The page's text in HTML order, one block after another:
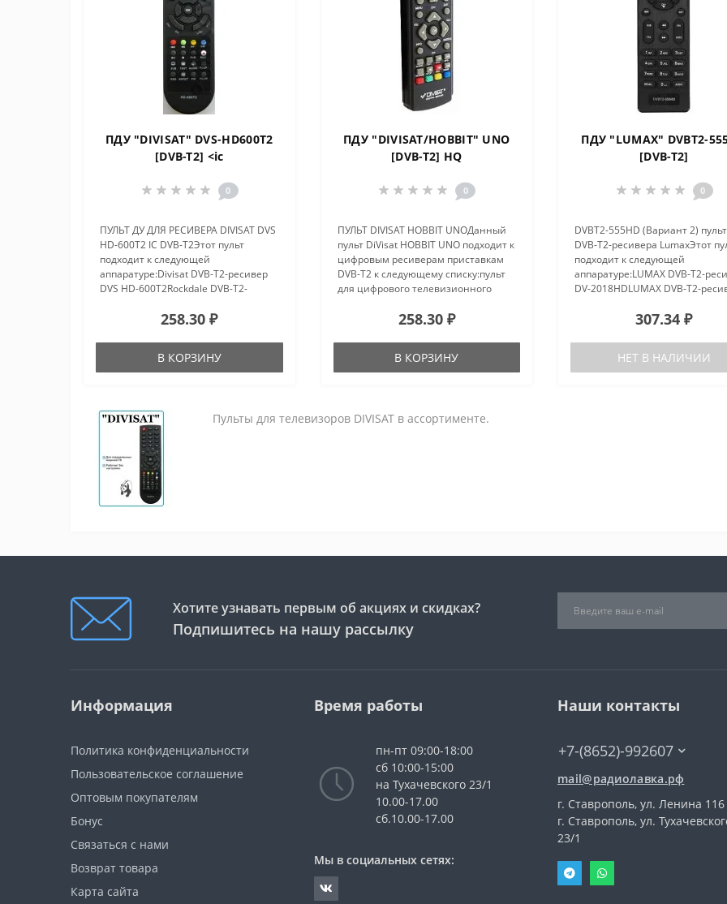
ПДУ "DIVISAT" DVS-HD600T2
[DVB-T2] <ic
0
ПУЛЬТ ДУ ДЛЯ РЕСИВЕРА DIVISAT DVS
HD-600T2 IC DVB-T2Этот пульт
подходит к следующей
аппаратуре:Divisat DVB-T2-ресивер
DVS HD-600T2Rockdale DVB-T2-
258.30 ₽
В КОРЗИНУ
ПДУ "DIVISAT/HOBBIT" UNO
[DVB-T2] HQ
0
ПУЛЬТ DIVISAT HOBBIT UNOДанный
пульт DiVisat HOBBIT UNO подходит к
цифровым ресиверам приставкам
DVB-T2 к следующему списку:пульт
для цифрового телевизионного
HOBBIT UNO..258.30 ₽
В КОРЗИНУ
ПДУ "LUMAX" DVBT2-
[DVB-T2]
0
DVBT2-555HD (Вариант 2)
DVB-T2-ресивера LumaxЭтот
подходит к следующей
аппаратуре:LUMAX DVB-T2-
DV-2018HDLUMAX DVB-T2-
DV-2106HDLUMAX DVB-T2-
DV-3201HDLU..
307.34 ₽
НЕТ В НАЛИЧИИ
Пульты для телевизоров DIVISAT в ассортименте.
Хотите узнавать первым об акциях и скидках?
Подпишитесь на нашу рассылку
Информация
Политика конфиденциальности
Пользовательское соглашение
Оптовым покупателям
Бонус
Связаться с нами
Возврат товара
Карта сайта
Время работы
пн-пт 09:00-18:00
сб 10:00-15:00
на Тухачевского 23/1
10.00-17.00
сб.10.00-17.00
Мы в социальных сетях:
Наши контакты
+7-(8652)-992607
mail@радиолавка.рф
г. Ставрополь, ул. Ленина 116
г. Ставрополь, ул.
23/1